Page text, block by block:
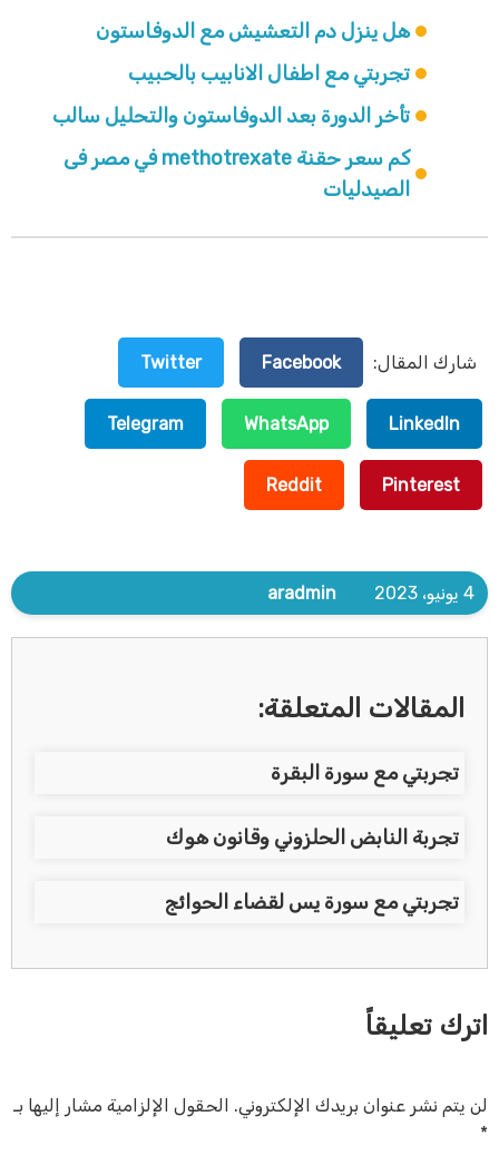
هل ينزل دم التعشيش مع الدوفاستون
تجربتي مع اطفال الانابيب بالحبيب
تأخر الدورة بعد الدوفاستون والتحليل سالب
كم سعر حقنة methotrexate في مصر فى
الصيدليات
شارك المقال: Facebook
Twitter
LinkedIn
WhatsApp
Telegram
Pinterest
Reddit
4 يونيو، 2023 aradmin
المقالات المتعلقة:
تجربتي مع سورة البقرة
تجربة النابض الحلزوني وقانون هوك
تجربتي مع سورة يس لقضاء الحوائج
اترك تعليقاً
لن يتم نشر عنوان بريدك الإلكتروني.
الحقول الإلزامية مشار إليها بـ
*